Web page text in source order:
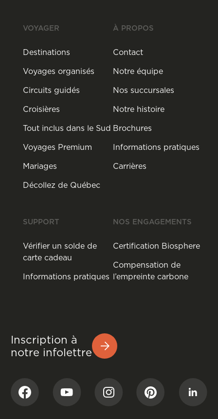
VOYAGER
Destinations
Voyages organisés
Circuits guidés
Croisières
Tout inclus dans le Sud
Voyages Premium
Mariages
Décollez de Québec
À PROPOS
Contact
Notre équipe
Nos succursales
Notre histoire
Brochures
Informations pratiques
Carrières
SUPPORT
Vérifier un solde de
carte cadeau
Informations pratiques
NOS ENGAGEMENTS
Certification Biosphere
Compensation de
l’empreinte carbone
Inscription à
notre infolettre